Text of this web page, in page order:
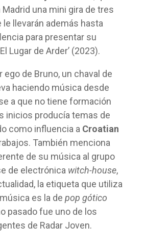
una mini gira de tres
llevarán además hasta
para presentar su
Lugar de Arder’ (2023).
ego de Bruno, un chaval de
haciendo música desde
a que no tiene formación
inicios producía temas de
como influencia a Croatian
También menciona
de su música al grupo
de electrónica witch-house,
la etiqueta que utiliza
es la de pop gótico
pasado fue uno de los
de Radar Joven.